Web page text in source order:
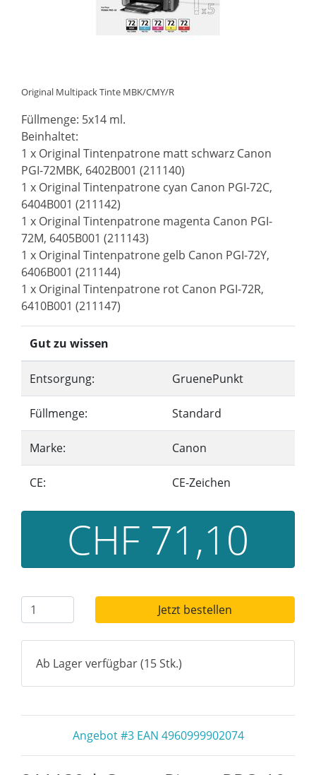
Original Multipack Tinte MBK/CMY/R
Füllmenge: 5x14 ml.
Beinhaltet:
1 x Original Tintenpatrone matt schwarz Canon
PGI-72MBK, 6402B001 (211140)
1 x Original Tintenpatrone cyan Canon PGI-72C,
6404B001 (211142)
1 x Original Tintenpatrone magenta Canon PGI-
72M, 6405B001 (211143)
1 x Original Tintenpatrone gelb Canon PGI-72Y,
6406B001 (211144)
1 x Original Tintenpatrone rot Canon PGI-72R,
6410B001 (211147)
Gut zu wissen
Entsorgung: GruenePunkt
Füllmenge: Standard
Marke: Canon
CE: CE-Zeichen
CHF 71,10
Jetzt bestellen
Ab Lager verfügbar (15 Stk.)
Angebot #3 EAN 4960999902074